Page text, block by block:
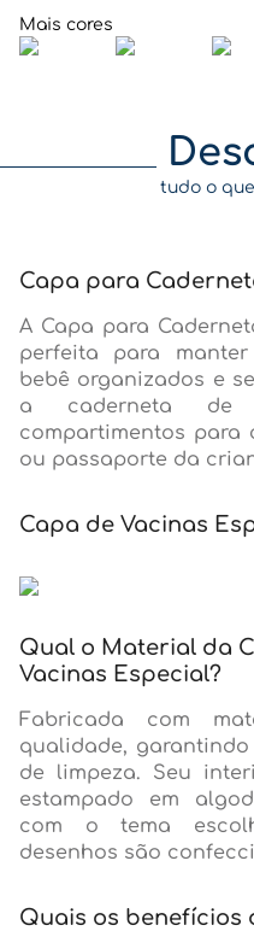
tudo o
Capa para
A Capa para
perfeita para
bebê organizados e
a caderneta de
compartimentos para
ou passaporte da
Capa de Vacinas
Qual o Material da
Vacinas Especial?
Fabricada com
qualidade,
de limpeza. Seu
estampado em
com o tema
desenhos são
Quais os benefícios